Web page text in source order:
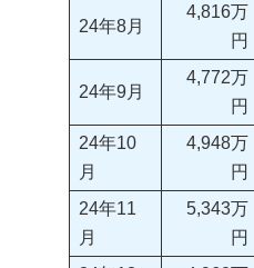
24年8月
4,816万
円
24年9月
4,772万
円
24年10
月
4,948万
円
24年11
月
5,343万
円